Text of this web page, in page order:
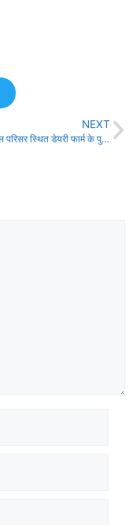
NEXT
सरकारी स्कूल परिसर स्थित डेयरी फार्म के पुराने कमरे से पुलिस ने भारी मात्रा में विदेशी शराब किया जप्त!